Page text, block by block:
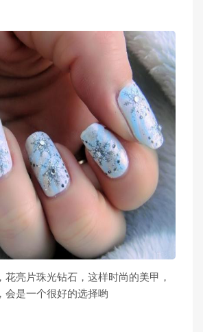
亮片珠光钻石，这样时尚的美甲，
会是一个很好的选择哟